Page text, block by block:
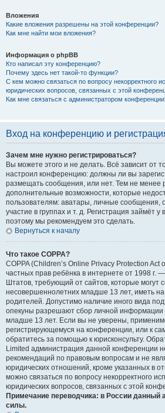
Вложения
Какие вложения разрешены на этой конференции?
Как мне найти мои вложения?
Информация о phpBB
Кто написал эту конференцию?
Почему здесь нет такой-то функции?
С кем можно связаться по вопросу некорректного
юридических вопросов, связанных с этой
Как мне связаться с администратором
Вход на конференцию и
Зачем мне нужно регистрироваться?
Вы можете этого и не делать. Всё зависит от
настроил конференцию: должны ли вы
размещать сообщения, или нет. Тем не менее
дополнительные возможности, которые
пользователям: аватары, личные сообщения,
участие в группах и т. д. Регистрация займёт у
поэтому мы рекомендуем это сделать.
Вернуться к началу
Что такое COPPA?
COPPA (Children’s Online Privacy Protection Act
частных прав ребёнка в интернете от 1998 г.
Штатов, требующий от сайтов, которые могут
несовершеннолетних младше 13 лет, иметь на
родителей. Допустимо наличие иного вида
опекуны разрешают сбор личной информации
младше 13 лет. Если вы не уверены,
регистрирующемуся на конференции, или к
обратитесь за помощью к юрисконсульту.
Limited администрация данной конференции
рекомендаций по правовым вопросам и не
юридических отношений, кроме указанных в
можно связаться по вопросу некорректного
юридических вопросов, связанных с этой
Примечание переводчика: в России данный
силы.